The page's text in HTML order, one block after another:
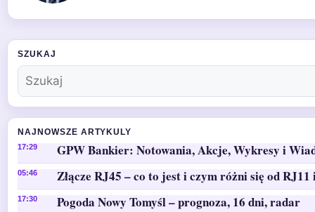
SZUKAJ
NAJNOWSZE ARTYKULY
17:29 GPW Bankier: Notowania, Akcje, Wykresy i
05:46 Złącze RJ45 – co to jest i czym różni się od
17:30 Pogoda Nowy Tomyśl – prognoza, 16 dni, radar